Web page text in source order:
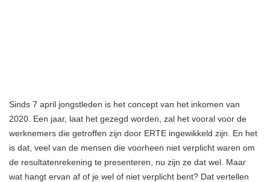
Sinds 7 april jongstleden is het concept van het inkomen van
2020. Een jaar, laat het gezegd worden, zal het vooral voor de
werknemers die getroffen zijn door ERTE ingewikkeld zijn. En het
is dat, veel van de mensen die voorheen niet verplicht waren om
de resultatenrekening te presenteren, nu zijn ze dat wel. Maar
wat hangt ervan af of je wel of niet verplicht bent? Dat vertellen